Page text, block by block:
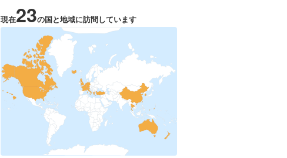
現在23の国と地域に訪問しています